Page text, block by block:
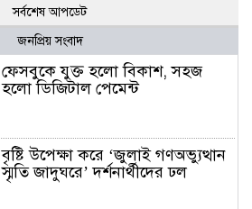
সর্বশেষ আপডেট
জনপ্রিয় সংবাদ
ফেসবুকে যুক্ত হলো বিকাশ, সহজ
হলো ডিজিটাল পেমেন্ট
বৃষ্টি উপেক্ষা করে ‘জুলাই গণঅভ্যুত্থান
স্মৃতি জাদুঘরে’ দর্শনার্থীদের ঢল